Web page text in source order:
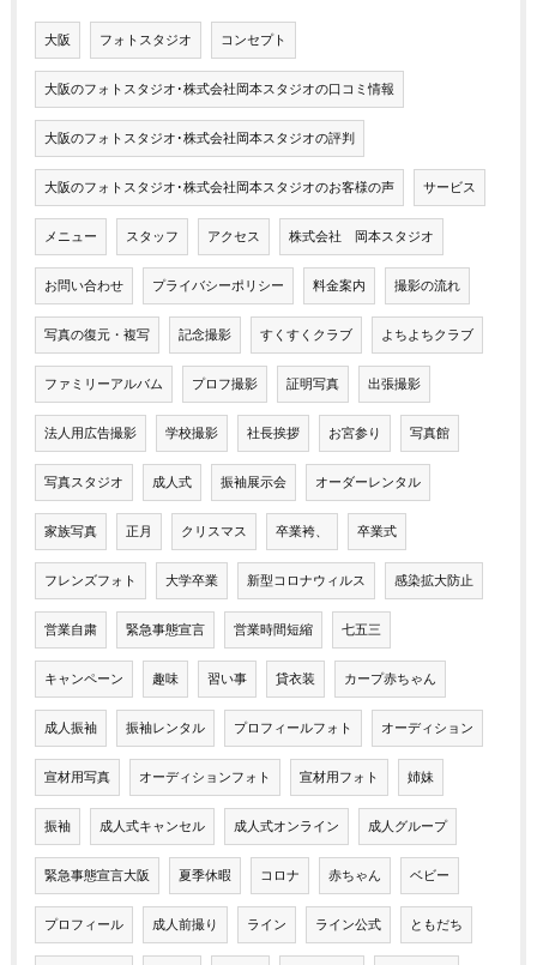
大阪 フォトスタジオ コンセプト
大阪のフォトスタジオ･株式会社岡本スタジオの口コミ情報
大阪のフォトスタジオ･株式会社岡本スタジオの評判
大阪のフォトスタジオ･株式会社岡本スタジオのお客様の声 サービス
メニュー スタッフ アクセス 株式会社 岡本スタジオ
お問い合わせ プライバシーポリシー 料金案内 撮影の流れ
写真の復元・複写 記念撮影 すくすくクラブ よちよちクラブ
ファミリーアルバム プロフ撮影 証明写真 出張撮影
法人用広告撮影 学校撮影 社長挨拶 お宮参り 写真館
写真スタジオ 成人式 振袖展示会 オーダーレンタル
家族写真 正月 クリスマス 卒業袴、 卒業式
フレンズフォト 大学卒業 新型コロナウィルス 感染拡大防止
営業自粛 緊急事態宣言 営業時間短縮 七五三
キャンペーン 趣味 習い事 貸衣装 カープ赤ちゃん
成人振袖 振袖レンタル プロフィールフォト オーディション
宣材用写真 オーディションフォト 宣材用フォト 姉妹
振袖 成人式キャンセル 成人式オンライン 成人グループ
緊急事態宣言大阪 夏季休暇 コロナ 赤ちゃん ベビー
プロフィール 成人前撮り ライン ライン公式 ともだち